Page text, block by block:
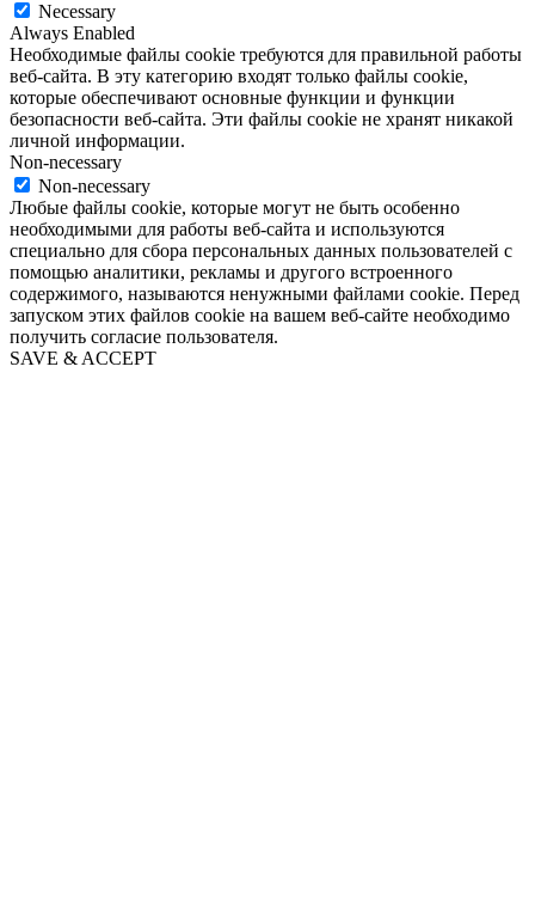
Necessary
Always Enabled
Необходимые файлы cookie требуются для правильной работы
веб-сайта. В эту категорию входят только файлы cookie,
которые обеспечивают основные функции и функции
безопасности веб-сайта. Эти файлы cookie не хранят никакой
личной информации.
Non-necessary
Non-necessary
Любые файлы cookie, которые могут не быть особенно
необходимыми для работы веб-сайта и используются
специально для сбора персональных данных пользователей с
помощью аналитики, рекламы и другого встроенного
содержимого, называются ненужными файлами cookie. Перед
запуском этих файлов cookie на вашем веб-сайте необходимо
получить согласие пользователя.
SAVE & ACCEPT